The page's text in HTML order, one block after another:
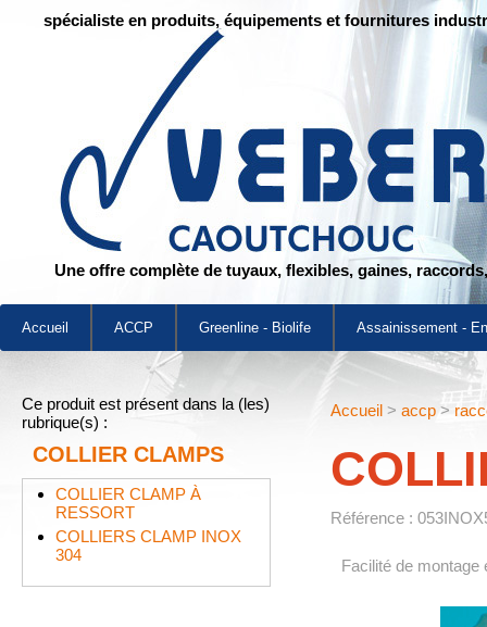
spécialiste en produits, équipements et fournitures
Une offre complète de tuyaux, flexibles, gaines,
Accueil ACCP Greenline - Biolife Assainissement -
Ce produit est présent dans la (les)
rubrique(s) :
COLLIER CLAMPS
COLLIER CLAMP À
RESSORT
COLLIERS CLAMP INOX
304
Accueil > accp >
Référence :
Facilité de